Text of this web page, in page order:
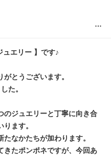
…
ュエリー 】です♪
とうございます。
た。
のジュエリーと丁寧に向き合
ます。
なかたちが加わります。
きたポンポネですが、今回あ